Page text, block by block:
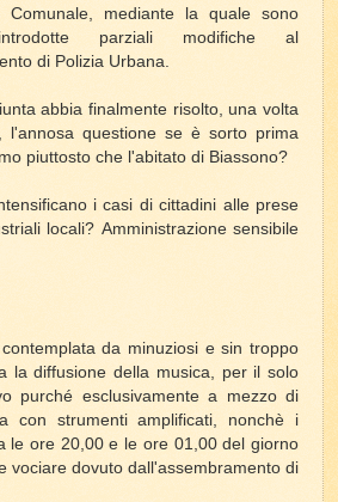
Comunale, mediante la quale sono
parziali modifiche al
di Polizia Urbana.
abbia finalmente risolto, una volta
l'annosa questione se è sorto prima
piuttosto che l'abitato di Biassono?
i casi di cittadini alle prese
locali? Amministrazione sensibile
da minuziosi e sin troppo
la diffusione della musica, per il solo
purché esclusivamente a mezzo di
con strumenti amplificati, nonchè i
le ore 20,00 e le ore 01,00 del giorno
vociare dovuto dall'assembramento di